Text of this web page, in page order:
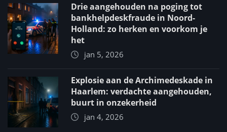
Drie aangehouden na poging tot
bankhelpdeskfraude in Noord-
Holland: zo herken en voorkom je
het
jan 5, 2026
Explosie aan de Archimedeskade in
Haarlem: verdachte aangehouden,
buurt in onzekerheid
jan 4, 2026